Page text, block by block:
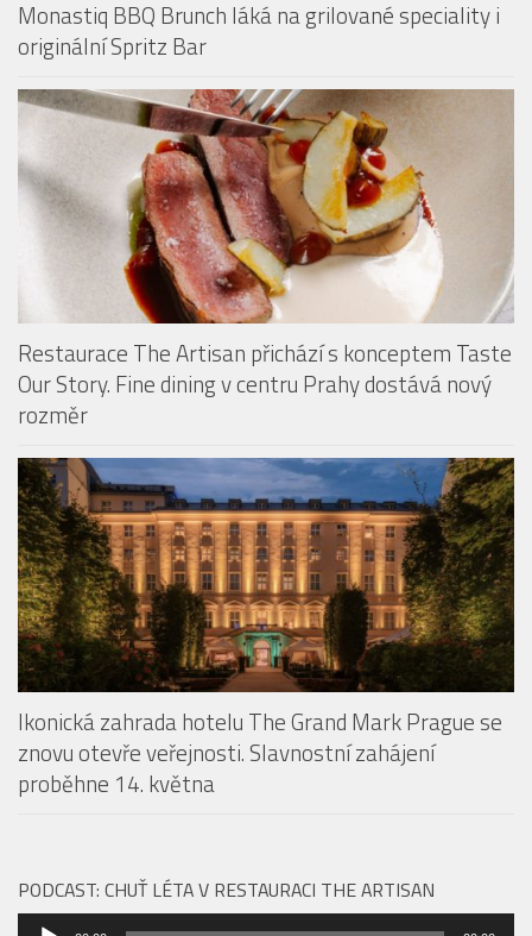
Restaurace The Artisan přichází s konceptem Taste
Our Story. Fine dining v centru Prahy dostává nový
rozměr
Ikonická zahrada hotelu The Grand Mark Prague se
znovu otevře veřejnosti. Slavnostní zahájení
proběhne 14. května
PODCAST: CHUŤ LÉTA V RESTAURACI THE ARTISAN
přehrávač